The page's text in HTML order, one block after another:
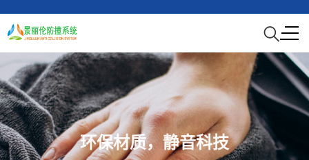
景丽伦防撞软包|吸音板隔音
环保材质，静音科技